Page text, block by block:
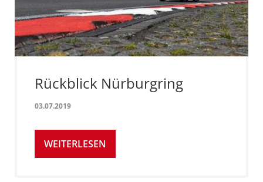
Rückblick Nürburgring
03.07.2019
WEITERLESEN